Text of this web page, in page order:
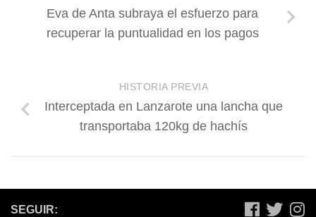
Eva de Anta subraya el esfuerzo para
recuperar la puntualidad en los pagos
HISTORIA PREVIA
Interceptada en Lanzarote una lancha que
transportaba 120kg de hachís
SEGUIR: